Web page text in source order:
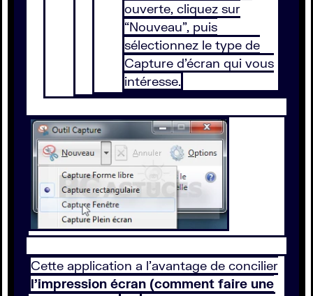
ouverte, cliquez sur
“Nouveau”, puis
sélectionnez le type de
Capture d’écran qui vous
intéresse.
Cette application a l’avantage de concilier
l’impression écran (comment faire une